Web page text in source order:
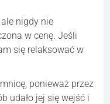
ale nigdy nie
w cenę. Jeśli
się relaksować w
ponieważ przez
udało jej się wejść i